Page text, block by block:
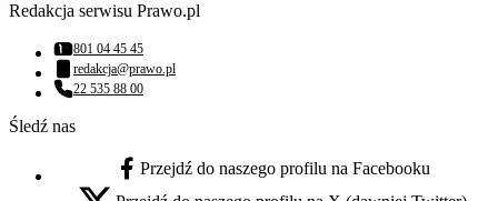
Redakcja serwisu Prawo.pl
Numer telefonu:
801 04 45 45
Adres email:
redakcja@prawo.pl
Numer telefonu:
22 535 88 00
Śledź nas
facebook - otwiera się w nowej karcie
Przejdź do naszego profilu na Facebooku